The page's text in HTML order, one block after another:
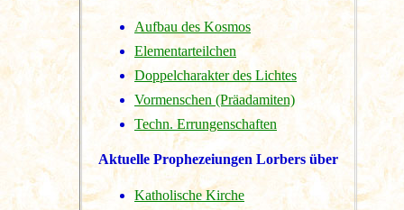
Aufbau des Kosmos
Elementarteilchen
Doppelcharakter des Lichtes
Vormenschen (Präadamiten)
Techn. Errungenschaften
Aktuelle Prophezeiungen Lorbers über
Katholische Kirche